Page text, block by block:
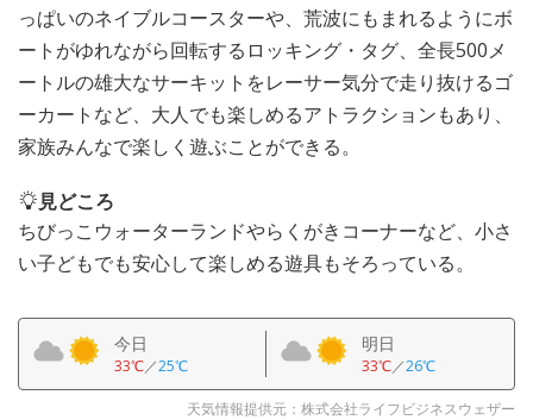
っぱいのネイブルコースターや、荒波にもまれるようにボ
ートがゆれながら回転するロッキング・タグ、全長500メ
ートルの雄大なサーキットをレーサー気分で走り抜けるゴ
ーカートなど、大人でも楽しめるアトラクションもあり、
家族みんなで楽しく遊ぶことができる。
見どころ
ちびっこウォーターランドやらくがきコーナーなど、小さ
い子どもでも安心して楽しめる遊具もそろっている。
今日
33℃／25℃
明日
33℃／26℃
天気情報提供元：株式会社ライフビジネスウェザー